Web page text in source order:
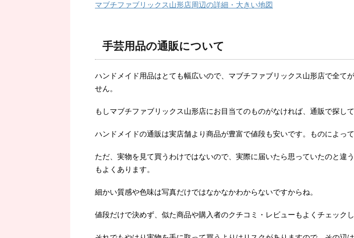
マブチファブリックス山形店周辺の詳細・大きい地図
手芸用品の通販について
ハンドメイド用品はとても幅広いので、マブチファブリックス山形店で全て
せん。
もしマブチファブリックス山形店にお目当てのものがなければ、通販で探して
ハンドメイドの通販は実店舗より商品が豊富で値段も安いです。ものによって
ただ、実物を見て買うわけではないので、実際に届いたら思っていたのと違
もよくあります。
細かい質感や色味は写真だけではなかなかわからないですからね。
値段だけで決めず、似た商品や購入者のクチコミ・レビューもよくチェックし